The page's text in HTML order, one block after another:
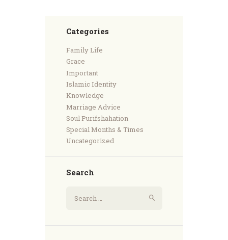
Categories
Family Life
Grace
Important
Islamic Identity
Knowledge
Marriage Advice
Soul Purifshahation
Special Months & Times
Uncategorized
Search